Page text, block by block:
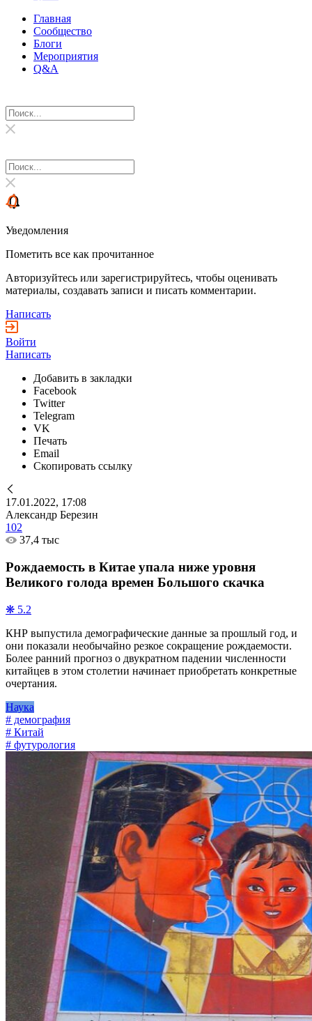
Главная
Сообщество
Блоги
Мероприятия
Q&A
Уведомления
Пометить все как прочитанное
Авторизуйтесь или зарегистрируйтесь, чтобы оценивать
материалы, создавать записи и писать комментарии.
Написать
Войти
Написать
Добавить в закладки
Facebook
Twitter
Telegram
VK
Печать
Email
Скопировать ссылку
17.01.2022, 17:08
Александр Березин
102
37,4 тыс
Рождаемость в Китае упала ниже уровня
Великого голода времен Большого скачка
❋ 5.2
КНР выпустила демографические данные за прошлый год, и
они показали необычайно резкое сокращение рождаемости.
Более ранний прогноз о двукратном падении численности
китайцев в этом столетии начинает приобретать конкретные
очертания.
Наука
# демография
# Китай
# футурология